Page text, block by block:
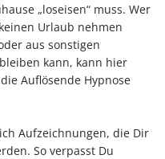
„loseisen“ muss. Wer
Urlaub nehmen
aus sonstigen
kann, kann hier
Auflösende Hypnose
Aufzeichnungen, die Dir
So verpasst Du